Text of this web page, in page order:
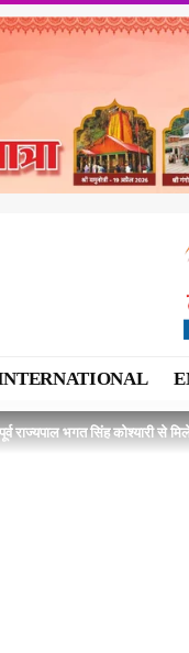
पूर्व राज्यपाल भगत सिंह कोश्यारी से